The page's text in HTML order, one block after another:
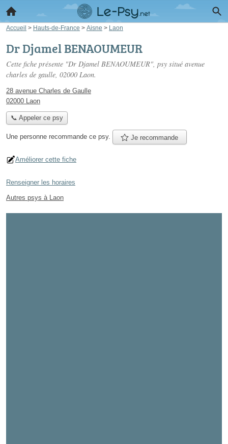
Accueil > Hauts-de-France > Aisne > Laon
Dr Djamel BENAOUMEUR
Cette fiche présente "Dr Djamel BENAOUMEUR", psy situé avenue
charles de gaulle, 02000 Laon.
28 avenue Charles de Gaulle
02000 Laon
📞 Appeler ce psy
Une personne recommande ce psy. Je recommande
Améliorer cette fiche
Renseigner les horaires
Autres psys à Laon